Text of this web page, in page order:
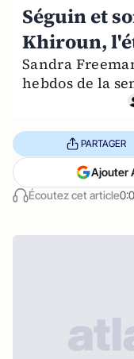
Séguin et
Khiroun,
Sandra
hebdos de la
Écoutez cet article
PARTAGER
Ajouter